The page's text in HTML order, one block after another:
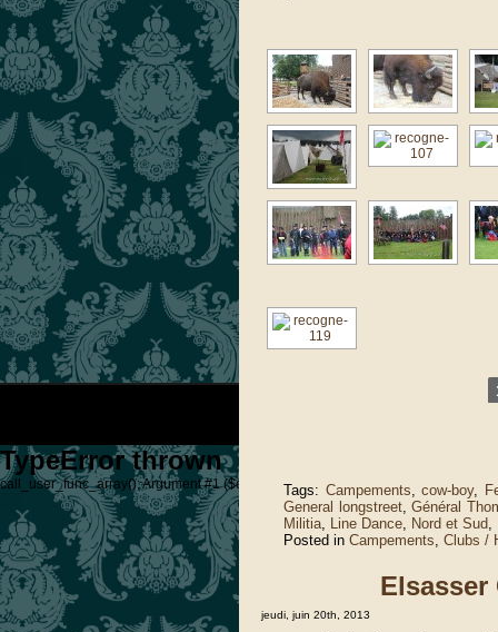
Tags: Campements,cow-boy,
General longstreet,Général
Militia, Line Dance, Nord et Sud,
Posted in Campements, Clubs /
Elsasser
jeudi, juin 20th, 2013
TypeError thrown
call_user_func_array(): Argument #1 ($callback) must be a valid callback, non-